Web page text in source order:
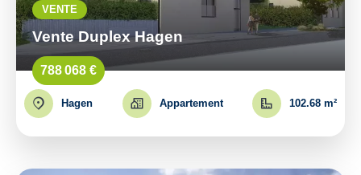
VENTE
Vente Duplex Hagen
788 068 €
Hagen Appartement 102.68 m²